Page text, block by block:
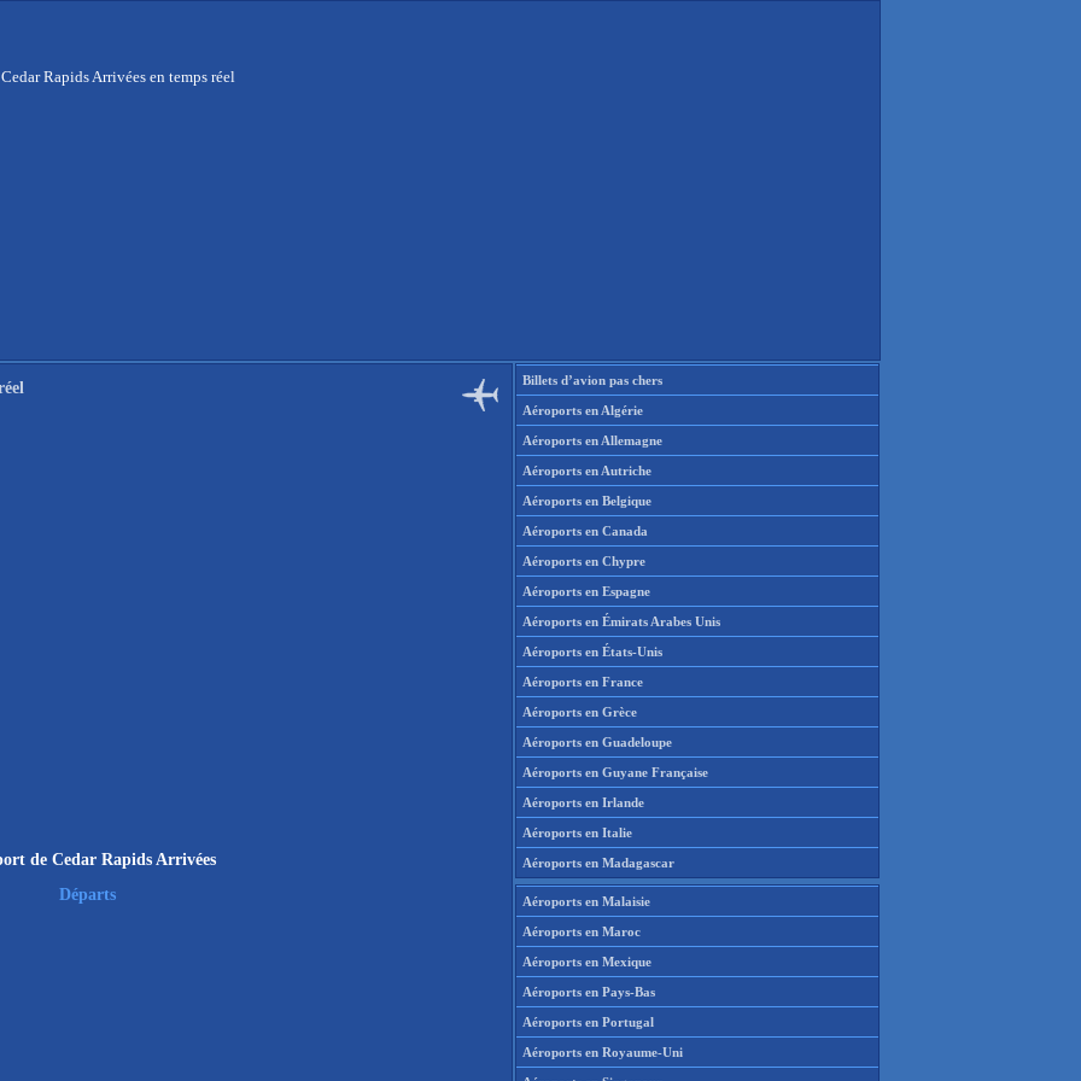
Rapids Arrivées en temps réel
de Cedar Rapids Arrivées
Départs
Billets d’avion pas chers
Aéroports en Algérie
Aéroports en Allemagne
Aéroports en Autriche
Aéroports en Belgique
Aéroports en Canada
Aéroports en Chypre
Aéroports en Espagne
Aéroports en Émirats Arabes Unis
Aéroports en États-Unis
Aéroports en France
Aéroports en Grèce
Aéroports en Guadeloupe
Aéroports en Guyane Française
Aéroports en Irlande
Aéroports en Italie
Aéroports en Madagascar
Aéroports en Malaisie
Aéroports en Maroc
Aéroports en Mexique
Aéroports en Pays-Bas
Aéroports en Portugal
Aéroports en Royaume-Uni